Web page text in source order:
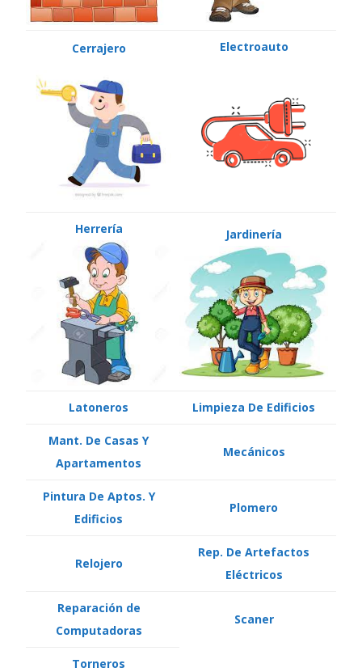
Cerrajero Electroauto
Herrería Jardinería
Latoneros Limpieza De Edificios
Mant. De Casas Y
Apartamentos
Mecánicos
Pintura De Aptos. Y
Edificios
Plomero
Relojero
Rep. De Artefactos
Eléctricos
Reparación de
Computadoras
Scaner
Torneros